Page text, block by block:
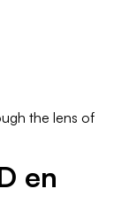
the lens of
en